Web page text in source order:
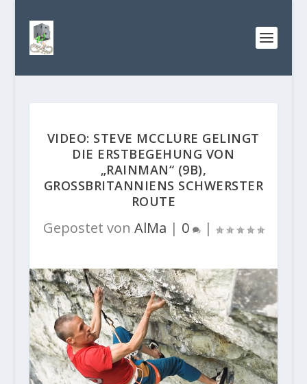
VIDEO: STEVE MCCLURE GELINGT
DIE ERSTBEGEHUNG VON
„RAINMAN“ (9B),
GROSSBRITANNIENS SCHWERSTER R
OUTE
Gepostet von AlMa | 0 |